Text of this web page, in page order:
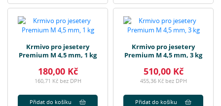
Krmivo pro jesetery
Premium M 4,5 mm, 1 kg
180,00 Kč
160,71 Kč bez DPH
Přidat do košíku
Krmivo pro jesetery
Premium M 4,5 mm, 3 kg
510,00 Kč
455,36 Kč bez DPH
Přidat do košíku